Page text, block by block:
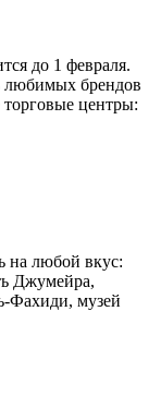
до 1 февраля.
любимых брендов
центры:
на любой вкус:
Джумейра,
Фахиди, музей